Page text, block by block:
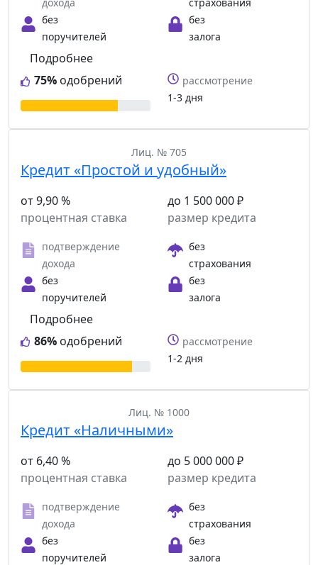
без
поручителей
без
залога
75% одобрений
Подробнее
рассмотрение
1-3 дня
Лиц. № 705
Кредит «Простой и удобный»
от 9,90 %
процентная ставка
до 1 500 000 ₽
размер кредита
подтверждение
дохода
без
страхования
без
поручителей
без
залога
86% одобрений
Подробнее
рассмотрение
1-2 дня
Лиц. № 1000
Кредит «Наличными»
от 6,40 %
процентная ставка
до 5 000 000 ₽
размер кредита
подтверждение
дохода
без
страхования
без
поручителей
без
залога